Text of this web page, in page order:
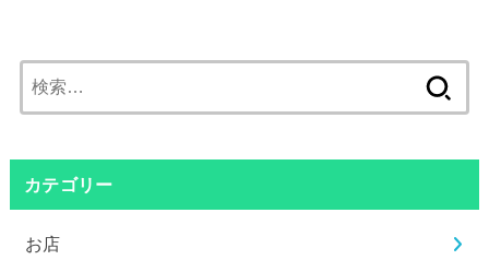
索:
カテゴリー
お店